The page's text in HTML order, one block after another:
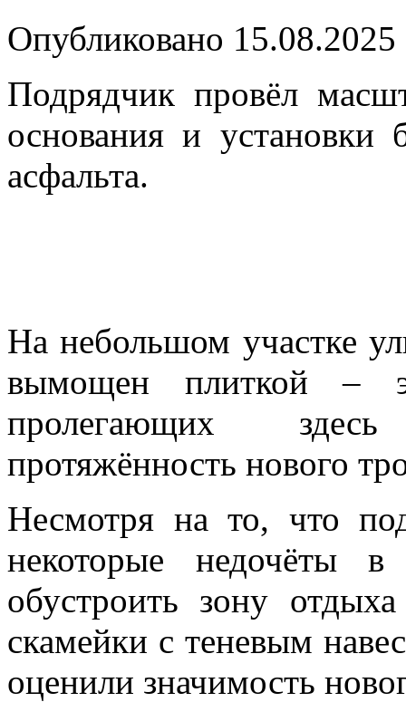
Опубликовано
Подрядчик провёл
основания и установки
асфальта.
На небольшом участке
вымощен плиткой –
пролегающих
протяжённость нового
Несмотря на то, что
некоторые недочёты
обустроить зону
скамейки с теневым
оценили значимость